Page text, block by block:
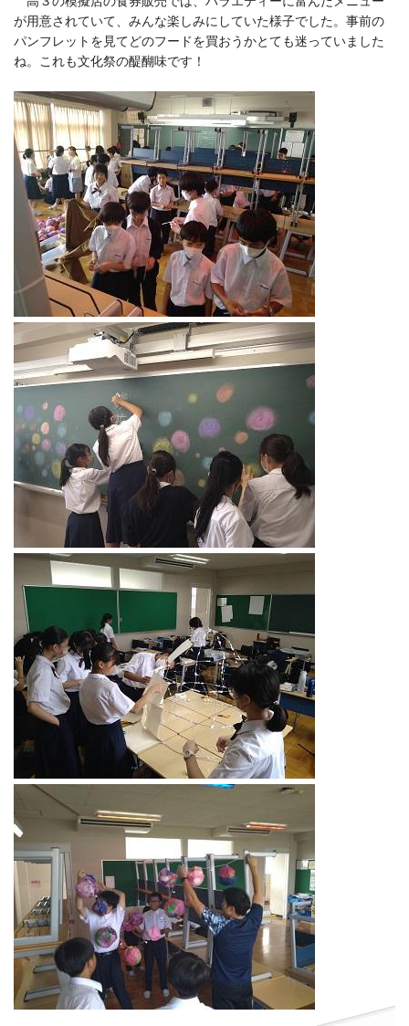
が用意されていて、みんな楽しみにしていた様子でした。事前の
パンフレットを見てどのフードを買おうかとても迷っていました
ね。これも文化祭の醍醐味です！